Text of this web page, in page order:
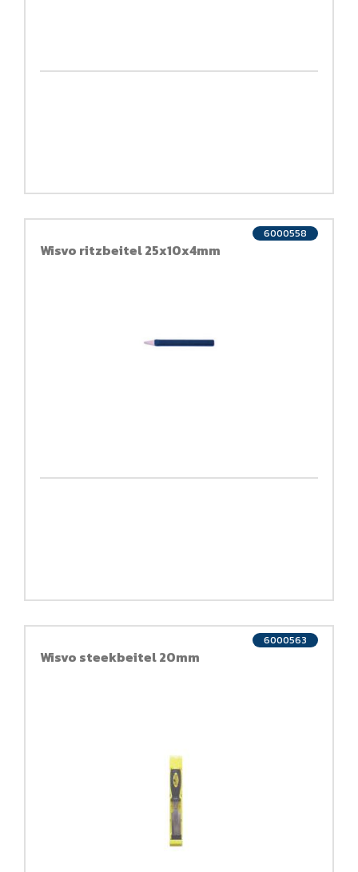
Wisvo ritzbeitel 25x10x4mm
6000558
Wisvo steekbeitel 20mm
6000563